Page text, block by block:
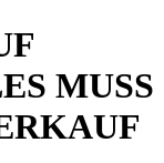
MUSS